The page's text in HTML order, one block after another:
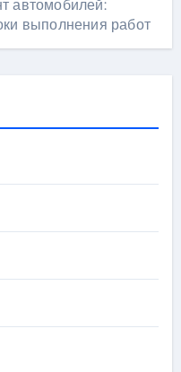
автомобилей:
выполнения работ